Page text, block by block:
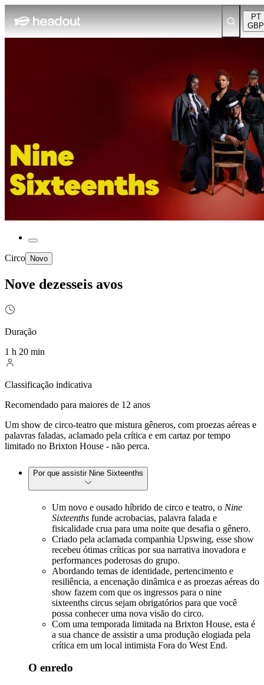
PT
GBP
Circo Novo
Nove dezesseis avos
Duração
1 h 20 min
Classificação indicativa
Recomendado para maiores de 12 anos
Um show de circo-teatro que mistura gêneros, com proezas aéreas e
palavras faladas, aclamado pela crítica e em cartaz por tempo
limitado no Brixton House - não perca.
Por que assistir Nine Sixteenths
Um novo e ousado híbrido de circo e teatro, o Nine
Sixteenths funde acrobacias, palavra falada e
fisicalidade crua para uma noite que desafia o gênero.
Criado pela aclamada companhia Upswing, esse show
recebeu ótimas críticas por sua narrativa inovadora e
performances poderosas do grupo.
Abordando temas de identidade, pertencimento e
resiliência, a encenação dinâmica e as proezas aéreas do
show fazem com que os ingressos para o nine
sixteenths circus sejam obrigatórios para que você
possa conhecer uma nova visão do circo.
Com uma temporada limitada na Brixton House, esta é
a sua chance de assistir a uma produção elogiada pela
crítica em um local intimista Fora do West End.
O enredo